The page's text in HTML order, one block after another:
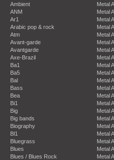
Ambient
ANM
Ar1
Arabic pop & rock
Atm
Avant-garde
Avantgarde
Axe-Brazil
Ba1
Ba5
Bal
Bass
Bea
Bi1
Big
Big bands
Biography
Bl1
Bluegrass
Blues
Blues / Blues Rock
Metal
Metal
Metal
Metal
Metal
Metal
Metal
Metal
Metal
Metal
Metal
Metal
Metal
Metal
Metal
Metal
Metal
Metal
Metal
Metal
Metal